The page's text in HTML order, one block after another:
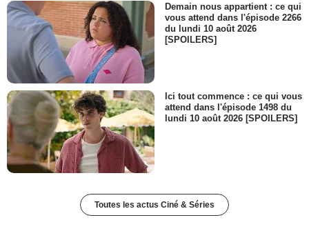
Demain nous appartient : ce qui
vous attend dans l'épisode 2266
du lundi 10 août 2026
[SPOILERS]
Ici tout commence : ce qui vous
attend dans l'épisode 1498 du
lundi 10 août 2026 [SPOILERS]
Toutes les actus Ciné & Séries